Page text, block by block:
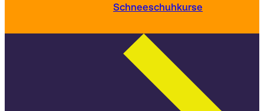
Schneeschuhkurse